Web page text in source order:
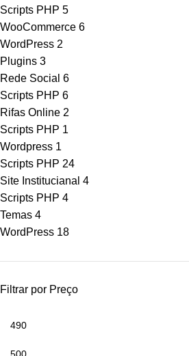
Scripts PHP 5
WooCommerce 6
WordPress 2
Plugins 3
Rede Social 6
Scripts PHP 6
Rifas Online 2
Scripts PHP 1
Wordpress 1
Scripts PHP 24
Site Institucianal 4
Scripts PHP 4
Temas 4
WordPress 18
Filtrar por Preço